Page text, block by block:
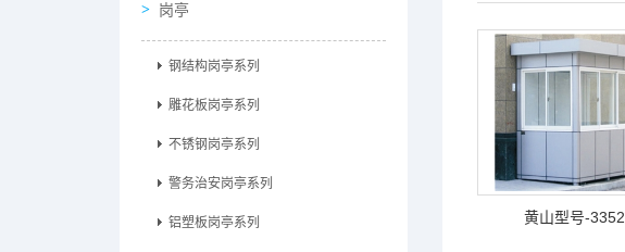
岗亭
钢结构岗亭系列
雕花板岗亭系列
不锈钢岗亭系列
警务治安岗亭系列
铝塑板岗亭系列 黄山型号-3352